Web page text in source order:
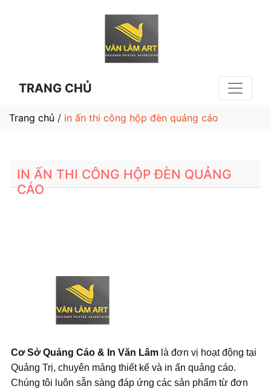
TRANG CHỦ
Trang chủ / in ấn thi công hộp đèn quảng cáo
IN ẤN THI CÔNG HỘP ĐÈN QUẢNG
CÁO
Cơ Sở Quảng Cáo & In Văn Lâm là đơn vị hoạt động tại
Quảng Trị, chuyên mảng thiết kế và in ấn quảng cáo.
Chúng tôi luôn sẵn sàng đáp ứng các sản phẩm từ đơn